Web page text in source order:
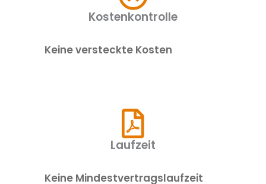
Kostenkontrolle
Keine versteckte Kosten
Laufzeit
Keine Mindestvertragslaufzeit